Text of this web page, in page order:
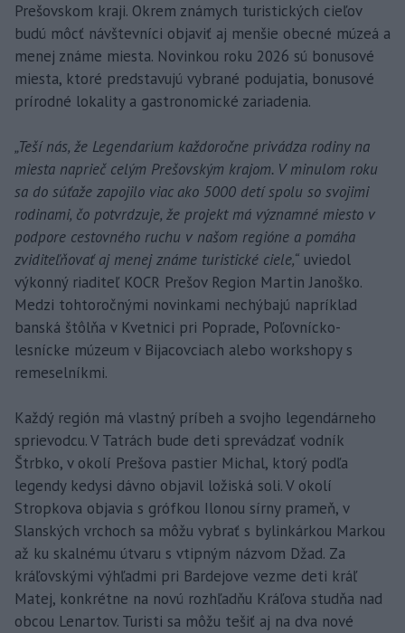
Prešovskom kraji. Okrem známych turistických cieľov
budú môcť návštevníci objaviť aj menšie obecné múzeá a
menej známe miesta. Novinkou roku 2026 sú bonusové
miesta, ktoré predstavujú vybrané podujatia, bonusové
prírodné lokality a gastronomické zariadenia.
„Teší nás, že Legendarium každoročne privádza rodiny na
miesta naprieč celým Prešovským krajom. V minulom roku
sa do súťaže zapojilo viac ako 5000 detí spolu so svojimi
rodinami, čo potvrdzuje, že projekt má významné miesto v
podpore cestovného ruchu v našom regióne a pomáha
zviditeľňovať aj menej známe turistické ciele,“ uviedol
výkonný riaditeľ KOCR Prešov Region Martin Janoško.
Medzi tohtoročnými novinkami nechýbajú napríklad
banská štôlňa v Kvetnici pri Poprade, Poľovnícko-
lesnícke múzeum v Bijacovciach alebo workshopy s
remeselníkmi.
Každý región má vlastný príbeh a svojho legendárneho
sprievodcu. V Tatrách bude deti sprevádzať vodník
Štrbko, v okolí Prešova pastier Michal, ktorý podľa
legendy kedysi dávno objavil ložiská soli. V okolí
Stropkova objavia s grófkou Ilonou sírny prameň, v
Slanských vrchoch sa môžu vybrať s bylinkárkou Markou
až ku skalnému útvaru s vtipným názvom Džad. Za
kráľovskými výhľadmi pri Bardejove vezme deti kráľ
Matej, konkrétne na novú rozhľadňu Kráľova studňa nad
obcou Lenartov. Turisti sa môžu tešiť aj na dva nové